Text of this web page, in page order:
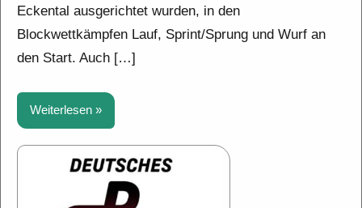
Eckental ausgerichtet wurden, in den
Blockwettkämpfen Lauf, Sprint/Sprung und Wurf an
den Start. Auch […]
Weiterlesen